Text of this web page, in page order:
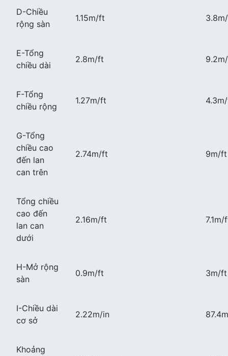
D-Chiều
rộng sàn
1.15m/ft
E-Tổng
chiều dài
2.8m/ft
F-Tổng
chiều rộng
1.27m/ft
G-Tổng
chiều cao
đến lan
can trên
2.74m/ft 9m/ft
Tổng chiều
cao đến
lan can
dưới
2.16m/ft 7.1m/
H-Mở rộng
sàn
0.9m/ft 3m/ft
I-Chiều dài
cơ sở
2.22m/in
Khoảng